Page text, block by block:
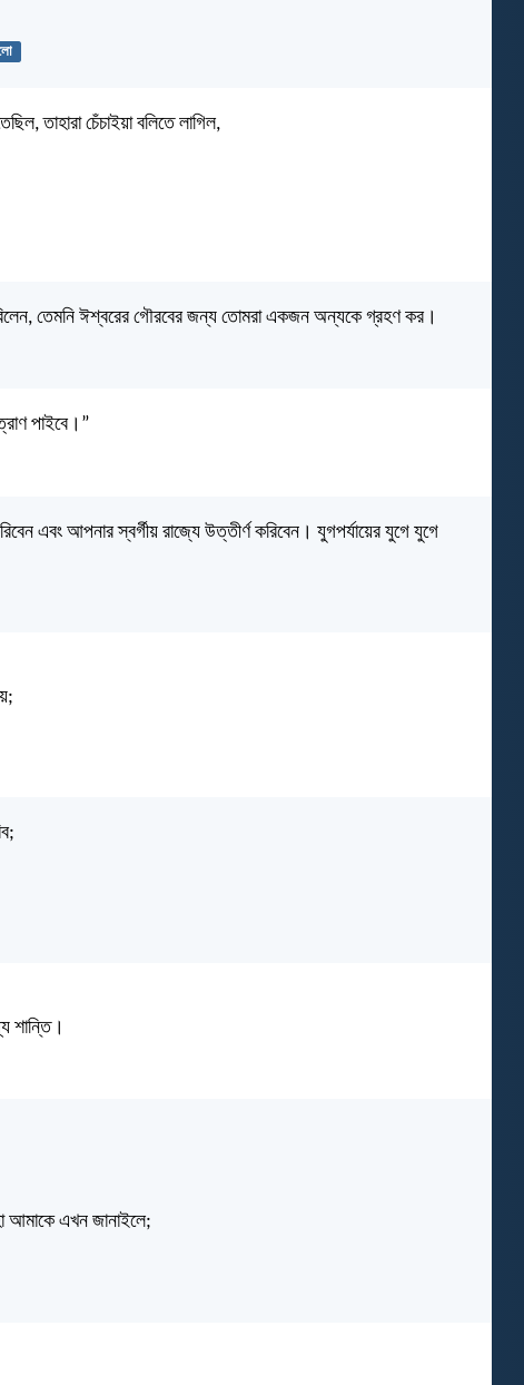
তাহারা চেঁচাইয়া বলিতে লাগিল,
তেমনি ঈশ্বরের গৌরবের জন্য তোমরা একজন অন্যকে গ্রহণ কর।
পাইবে।”
এবং আপনার স্বর্গীয় রাজ্যে উত্তীর্ণ করিবেন। যুগপর্যায়ের যুগে যুগে
শান্তি।
আমাকে এখন জানাইলে;